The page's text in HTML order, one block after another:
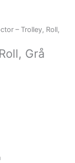
– Trolley, Roll,
Grå